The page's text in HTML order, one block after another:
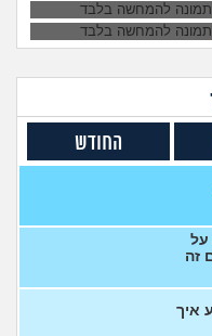
2
5
החודש
על
זה
איך